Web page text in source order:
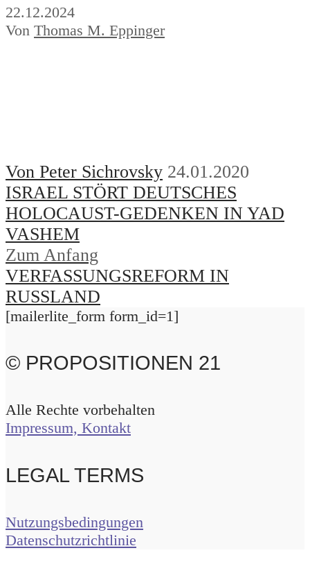
22.12.2024
Von Thomas M. Eppinger
Von Peter Sichrovsky 24.01.2020
ISRAEL STÖRT DEUTSCHES
HOLOCAUST-GEDENKEN IN YAD
VASHEM
Zum Anfang
VERFASSUNGSREFORM IN
RUSSLAND
[mailerlite_form form_id=1]
© PROPOSITIONEN 21
Alle Rechte vorbehalten
Impressum, Kontakt
LEGAL TERMS
Nutzungsbedingungen
Datenschutzrichtlinie